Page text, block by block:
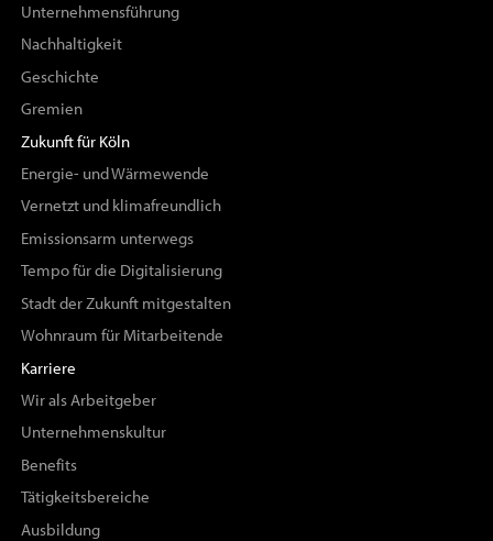
Unternehmensführung
Nachhaltigkeit
Geschichte
Gremien
Zukunft für Köln
Energie- und Wärmewende
Vernetzt und klimafreundlich
Emissionsarm unterwegs
Tempo für die Digitalisierung
Stadt der Zukunft mitgestalten
Wohnraum für Mitarbeitende
Karriere
Wir als Arbeitgeber
Unternehmenskultur
Benefits
Tätigkeitsbereiche
Ausbildung